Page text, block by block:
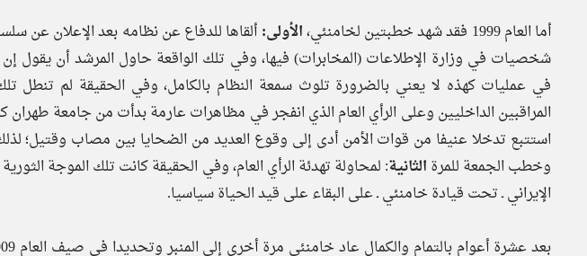
أما العام 1999 فقد شهد خطبتين لخامنئي،
الأولى: ألقاها للدفاع عن نظامه بعد الإعلان عن
شخصيات في وزارة الإطلاعات (المخابرات) فيها، وفي تلك الواقعة حاول المرشد أن يقول
في عمليات كهذه لا يعني بالضرورة تلوث سمعة النظام بالكامل، وفي الحقيقة لم تنطل
استتبع تدخلا عنيفا من قوات الأمن أدى إلى وقوع العديد من الضحايا بين مصاب وقتيل؛
وخطب الجمعة للمرة الثانية: لمحاولة تهدئة الرأي العام، وفي الحقيقة كانت تلك الموجة
الإيراني ـ تحت قيادة خامنئي ـ على البقاء على قيد الحياة سياسيا.